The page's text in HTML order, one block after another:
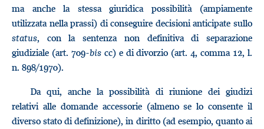
ma anche la stessa giuridica possibilità (ampiamente
utilizzata nella prassi) di conseguire decisioni anticipate sullo
status, con la sentenza non definitiva di separazione
giudiziale (art. 709-biscc) e di divorzio (art. 4, comma 12, l.
n. 898/1970).
Da qui, anche la possibilità di riunione dei giudizi
relativi alle domande accessorie (almeno se lo consente il
diverso stato di definizione), in diritto (ad esempio, quanto ai